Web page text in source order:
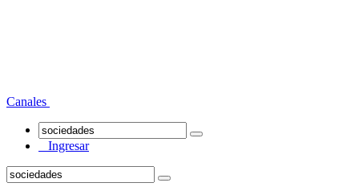
Canales
Ingresar